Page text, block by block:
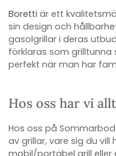
Boretti är ett
sin design och
gasolgrillar i deras
förklaras som
perfekt när man har
Hos oss har vi
Hos oss på
av grillar, vare sig du vill
mobil/portabel grill eller